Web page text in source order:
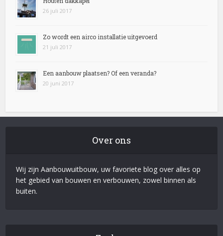
26 juli 2017
Zo wordt een airco installatie uitgevoerd
21 juli 2017
Een aanbouw plaatsen? Of een veranda?
20 juni 2017
Over ons
Wij zijn Aanbouwuitbouw, uw favoriete blog over alles op
het gebied van bouwen en verbouwen, zowel binnen als
buiten.